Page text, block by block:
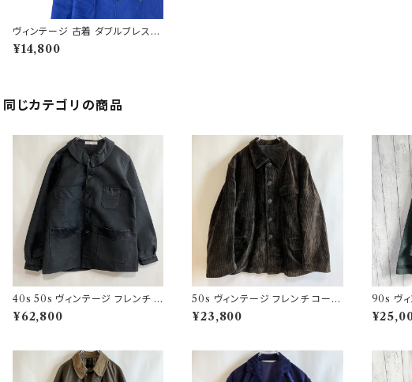
ヴィンテージ 古着 ダブルブレスト
カバーオール ビンテージ ワークジ
ャケット
¥14,800
同じカテゴリの商品
40s 50s ヴィンテージ フレンチ V
ポケ ブラックモールスキンジャケッ
ト カバーオール
¥62,800
50s ヴィンテージ フレンチ コーデ
ュロイジャケット ビンテージ ファ
ーマーズジャケット
¥23,800
90s ヴ
ND ウー
イランド